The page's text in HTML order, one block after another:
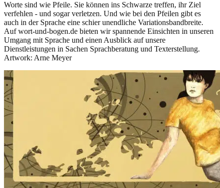
Worte sind wie Pfeile. Sie können ins Schwarze treffen, ihr Ziel
verfehlen - und sogar verletzen. Und wie bei den Pfeilen gibt es
auch in der Sprache eine schier unendliche Variationsbandbreite.
Auf wort-und-bogen.de bieten wir spannende Einsichten in unseren
Umgang mit Sprache und einen Ausblick auf unsere
Dienstleistungen in Sachen Sprachberatung und Texterstellung.
Artwork: Arne Meyer